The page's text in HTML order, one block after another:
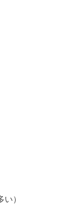
）